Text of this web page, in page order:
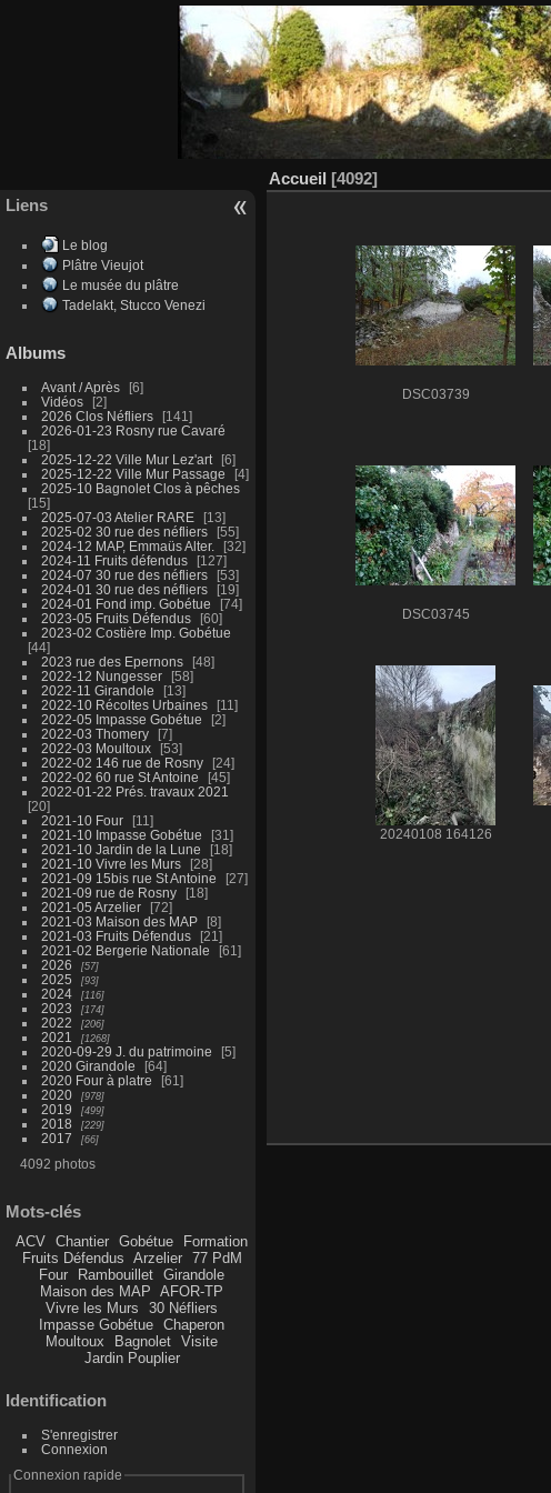
Liens
Le blog
Plâtre Vieujot
Le musée du plâtre
Tadelakt, Stucco Venezi
Albums
Avant / Après
6
Vidéos
2
2026 Clos Néfliers
141
2026-01-23 Rosny rue Cavaré
18
2025-12-22 Ville Mur Lez'art
6
2025-12-22 Ville Mur Passage
4
2025-10 Bagnolet Clos à pêches
15
2025-07-03 Atelier RARE
13
2025-02 30 rue des néfliers
55
2024-12 MAP, Emmaüs Alter.
32
2024-11 Fruits défendus
127
2024-07 30 rue des néfliers
53
2024-01 30 rue des néfliers
19
2024-01 Fond imp. Gobétue
74
2023-05 Fruits Défendus
60
2023-02 Costière Imp. Gobétue
44
2023 rue des Epernons
48
2022-12 Nungesser
58
2022-11 Girandole
13
2022-10 Récoltes Urbaines
11
2022-05 Impasse Gobétue
2
2022-03 Thomery
7
2022-03 Moultoux
53
2022-02 146 rue de Rosny
24
2022-02 60 rue St Antoine
45
2022-01-22 Prés. travaux 2021
20
2021-10 Four
11
2021-10 Impasse Gobétue
31
2021-10 Jardin de la Lune
18
2021-10 Vivre les Murs
28
2021-09 15bis rue St Antoine
27
2021-09 rue de Rosny
18
2021-05 Arzelier
72
2021-03 Maison des MAP
8
2021-03 Fruits Défendus
21
2021-02 Bergerie Nationale
61
2026
57
2025 93
2024 116
2023 174
2022 206
2021 1268
2020-09-29 J. du patrimoine
5
2020 Girandole
64
2020 Four à platre
61
2020
978
2019 499
2018 229
2017 66
4092 photos
Mots-clés
ACV Chantier Gobétue
Formation
Fruits Défendus Arzelier
77 PdM
Four
Rambouillet
Girandole
Maison des MAP
AFOR-TP
Vivre les Murs
30 Néfliers
Impasse Gobétue
Chaperon
Moultoux
Bagnolet
Visite
Jardin Pouplier
Identification
S'enregistrer
Connexion
Connexion rapide
Accueil 4092
DSC03739
DSC03745
20240108 164126